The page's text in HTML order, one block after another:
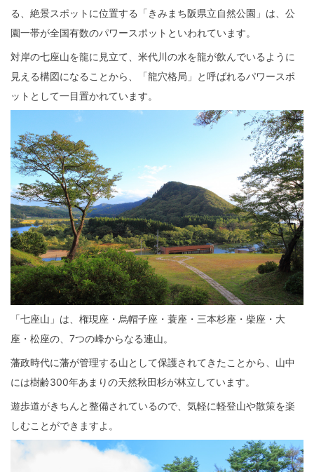
る、絶景スポットに位置する「きみまち阪県立自然公園」は、公
園一帯が全国有数のパワースポットといわれています。
対岸の七座山を龍に見立て、米代川の水を龍が飲んでいるように
見える構図になることから、「龍穴格局」と呼ばれるパワースポ
ットとして一目置かれています。
「七座山」は、権現座・烏帽子座・蓑座・三本杉座・柴座・大
座・松座の、7つの峰からなる連山。
藩政時代に藩が管理する山として保護されてきたことから、山中
には樹齢300年あまりの天然秋田杉が林立しています。
遊歩道がきちんと整備されているので、気軽に軽登山や散策を楽
しむことができますよ。